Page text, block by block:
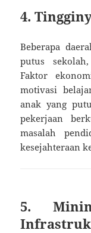
4.
Beberapa
putus
Faktor
motivasi
anak yang
pekerjaan
masalah
kesejahteraan
5.